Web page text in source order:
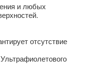
и любых
отсутствие